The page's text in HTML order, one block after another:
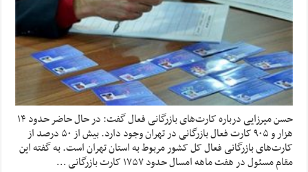
حسن میرزایی درباره کارت‌های بازرگانی فعال گفت: در حال حاضر حدود ۱۴
هزار و ۹۰۵ کارت فعال بازرگانی در تهران وجود دارد. بیش از ۵۰ درصد از
کارت‌های بازرگانی فعال کل کشور مربوط به استان تهران است. به گفته این
مقام مسئول در هفت ماهه امسال حدود ۱۷۵۷ کارت بازرگانی …